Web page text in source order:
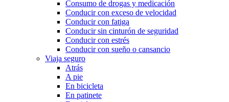
Consumo de drogas y medicación
Conducir con exceso de velocidad
Conducir con fatiga
Conducir sin cinturón de seguridad
Conducir con estrés
Conducir con sueño o cansancio
Viaja seguro
Atrás
A pie
En bicicleta
En patinete